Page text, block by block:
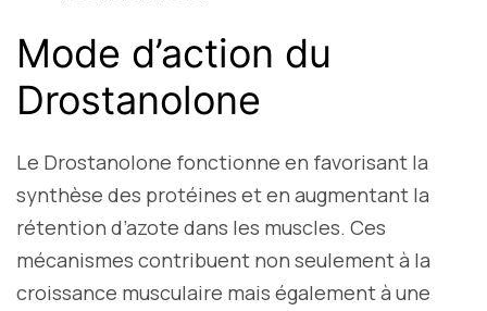
Mode d’action du
Drostanolone
Le Drostanolone fonctionne en favorisant la
synthèse des protéines et en augmentant la
rétention d’azote dans les muscles. Ces
mécanismes contribuent non seulement à la
croissance musculaire mais également à une